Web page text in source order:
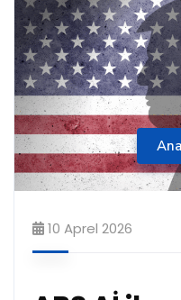
10 Aprel 2026